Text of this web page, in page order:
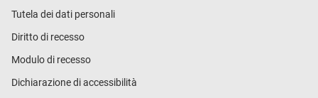
Tutela dei dati personali
Diritto di recesso
Modulo di recesso
Dichiarazione di accessibilità